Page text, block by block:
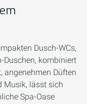
Dusch-WCs,
Duschen, kombiniert
angenehmen Düften
Musik, lässt sich
Spa-Oase